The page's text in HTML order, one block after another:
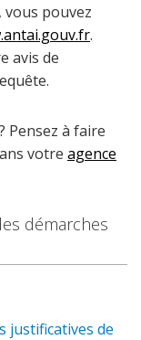
pouvez
.
avis de
Pensez à faire
votre agence
démarches
justificatives de